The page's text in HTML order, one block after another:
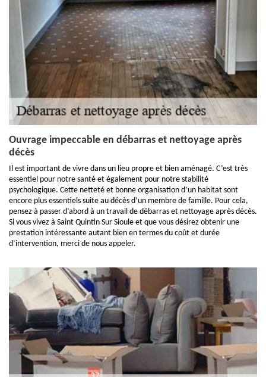
Ouvrage impeccable en débarras et nettoyage après
décès
Il est important de vivre dans un lieu propre et bien aménagé. C’est très
essentiel pour notre santé et également pour notre stabilité
psychologique. Cette netteté et bonne organisation d’un habitat sont
encore plus essentiels suite au décès d’un membre de famille. Pour cela,
pensez à passer d’abord à un travail de débarras et nettoyage après décès.
Si vous vivez à Saint Quintin Sur Sioule et que vous désirez obtenir une
prestation intéressante autant bien en termes du coût et durée
d’intervention, merci de nous appeler.